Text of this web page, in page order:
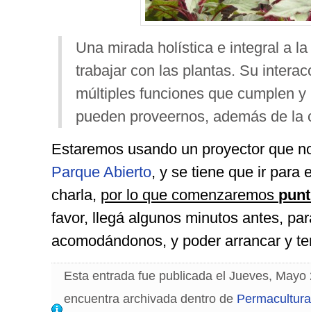
Una mirada holística e integral a
trabajar con las plantas. Su
múltiples funciones que cumplen
pueden proveernos, además de la
Estaremos usando un proyector que
Parque Abierto, y se tiene que ir para
charla, por lo que comenzaremos
favor, llegá algunos minutos antes,
acomodándonos, y poder arrancar y
Esta entrada fue publicada el Jueves,
encuentra archivada dentro de Permacultura